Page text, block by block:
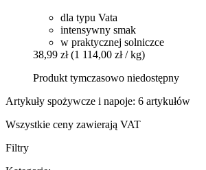
dla typu Vata
intensywny smak
w praktycznej solniczce
38,99 zł (1 114,00 zł / kg)
Produkt tymczasowo niedostępny
Artykuły spożywcze i napoje: 6 artykułów
Wszystkie ceny zawierają VAT
Filtry